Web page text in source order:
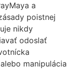
a
poistnej
nikdy
odoslať
manipulácia